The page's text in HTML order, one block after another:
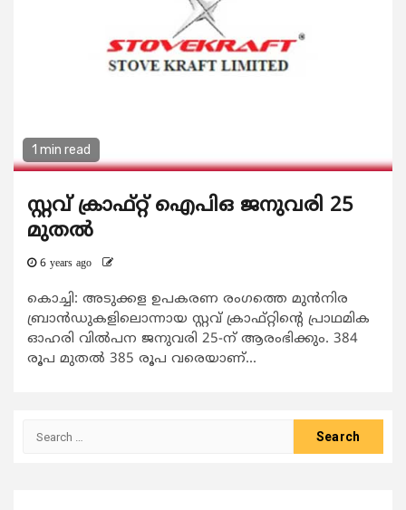
1 min read
സ്റ്റവ് ക്രാഫ്റ്റ് ഐപിഒ ജനുവരി 25
മുതല്‍
6 years ago
കൊച്ചി: അടുക്കള ഉപകരണ രംഗത്തെ മുന്‍നിര
ബ്രാന്‍ഡുകളിലൊന്നായ സ്റ്റവ് ക്രാഫ്റ്റിന്റെ പ്രാഥമിക
ഓഹരി വില്‍പന ജനുവരി 25-ന് ആരംഭിക്കും. 384
രൂപ മുതല്‍ 385 രൂപ വരെയാണ്...